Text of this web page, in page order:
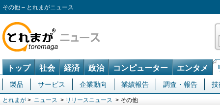
その他 – とれまがニュース
トップ 社会 経済 政治 コンピューター エンタメ
製品 サービス 企業動向 業績報告 調査・報告 技
とれまが > ニュース > リリースニュース > その他